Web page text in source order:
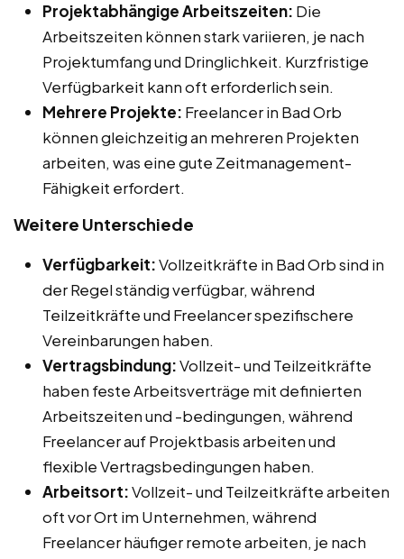
Projektabhängige Arbeitszeiten: Die
Arbeitszeiten können stark variieren, je nach
Projektumfang und Dringlichkeit. Kurzfristige
Verfügbarkeit kann oft erforderlich sein.
Mehrere Projekte: Freelancer in Bad Orb
können gleichzeitig an mehreren Projekten
arbeiten, was eine gute Zeitmanagement-
Fähigkeit erfordert.
Weitere Unterschiede
Verfügbarkeit:Vollzeitkräfte in Bad Orb sind in
der Regel ständig verfügbar, während
Teilzeitkräfte und Freelancer spezifischere
Vereinbarungen haben.
Vertragsbindung:Vollzeit- und Teilzeitkräfte
haben feste Arbeitsverträge mit definierten
Arbeitszeiten und -bedingungen, während
Freelancer auf Projektbasis arbeiten und
flexible Vertragsbedingungen haben.
Arbeitsort:Vollzeit- und Teilzeitkräfte arbeiten
oft vor Ort im Unternehmen, während
Freelancer häufiger remote arbeiten, je nach